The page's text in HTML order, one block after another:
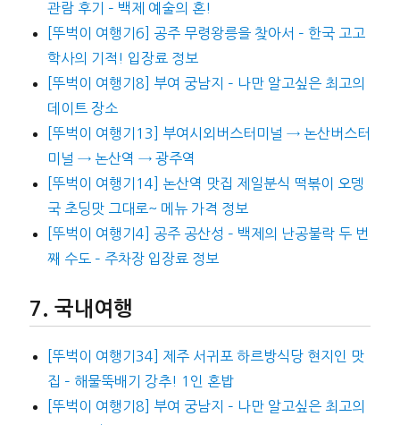
관람 후기 – 백제 예술의 혼!
[뚜벅이 여행기6] 공주 무령왕릉을 찾아서 – 한국 고고
학사의 기적! 입장료 정보
[뚜벅이 여행기8] 부여 궁남지 – 나만 알고싶은 최고의
데이트 장소
[뚜벅이 여행기13] 부여시외버스터미널 → 논산버스터
미널 → 논산역 → 광주역
[뚜벅이 여행기14] 논산역 맛집 제일분식 떡볶이 오뎅
국 초딩맛 그대로~ 메뉴 가격 정보
[뚜벅이 여행기4] 공주 공산성 – 백제의 난공불락 두 번
째 수도 – 주차장 입장료 정보
국내여행
[뚜벅이 여행기34] 제주 서귀포 하르방식당 현지인 맛
집 – 해물뚝배기 강추! 1인 혼밥
[뚜벅이 여행기8] 부여 궁남지 – 나만 알고싶은 최고의